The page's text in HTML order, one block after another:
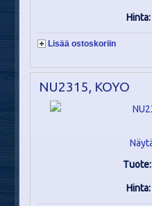
Hinta:
Lisää ostoskoriin
NU2315, KOYO
Tuote:
Hinta: